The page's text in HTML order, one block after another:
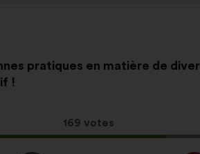
Saisissez
champ
pratiques en matière de
!
Cette
proposition
169 votes